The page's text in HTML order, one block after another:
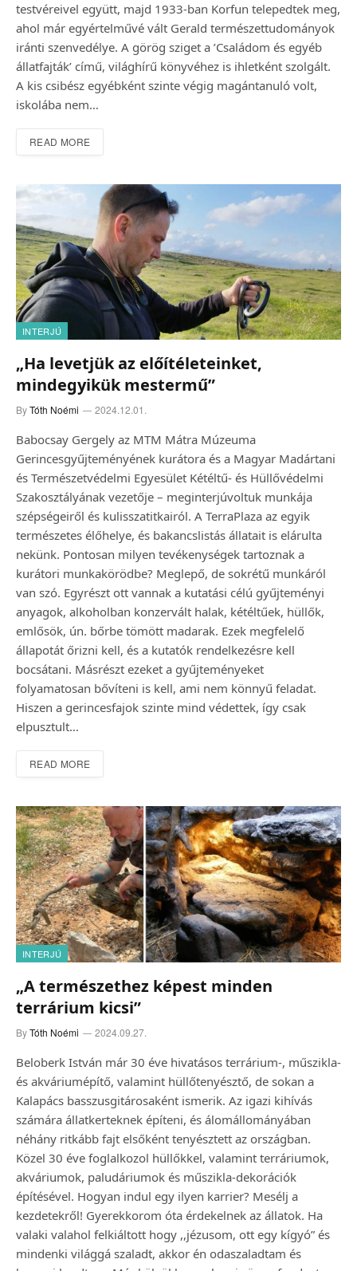
testvéreivel együtt, majd 1933-ban Korfun telepedtek meg,
ahol már egyértelművé vált Gerald természettudományok
iránti szenvedélye. A görög sziget a ’Családom és egyéb
állatfajták’ című, világhírű könyvéhez is ihletként szolgált.
A kis csibész egyébként szinte végig magántanuló volt,
iskolába nem…
READ MORE
INTERJÚ
„Ha levetjük az előítéleteinket,
mindegyikük mestermű”
ByTóth Noémi 2024.12.01.
Babocsay Gergely az MTM Mátra Múzeuma
Gerincesgyűjteményének kurátora és a Magyar Madártani
és Természetvédelmi Egyesület Kétéltű- és Hüllővédelmi
Szakosztályának vezetője – meginterjúvoltuk munkája
szépségeiről és kulisszatitkairól. A TerraPlaza az egyik
természetes élőhelye, és bakancslistás állatait is elárulta
nekünk. Pontosan milyen tevékenységek tartoznak a
kurátori munkakörödbe? Meglepő, de sokrétű munkáról
van szó. Egyrészt ott vannak a kutatási célú gyűjteményi
anyagok, alkoholban konzervált halak, kétéltűek, hüllők,
emlősök, ún. bőrbe tömött madarak. Ezek megfelelő
állapotát őrizni kell, és a kutatók rendelkezésre kell
bocsátani. Másrészt ezeket a gyűjteményeket
folyamatosan bővíteni is kell, ami nem könnyű feladat.
Hiszen a gerincesfajok szinte mind védettek, így csak
elpusztult…
READ MORE
INTERJÚ
„A természethez képest minden
terrárium kicsi”
ByTóth Noémi 2024.09.27.
Beloberk István már 30 éve hivatásos terrárium-, műszikla-
és akváriumépítő, valamint hüllőtenyésztő, de sokan a
Kalapács basszusgitárosaként ismerik. Az igazi kihívás
számára állatkerteknek építeni, és álomállományában
néhány ritkább fajt elsőként tenyésztett az országban.
Közel 30 éve foglalkozol hüllőkkel, valamint terráriumok,
akváriumok, paludáriumok és műszikla-dekorációk
építésével. Hogyan indul egy ilyen karrier? Mesélj a
kezdetekről! Gyerekkorom óta érdekelnek az állatok. Ha
valaki valahol felkiáltott hogy ,,jézusom, ott egy kígyó” és
mindenki világgá szaladt, akkor én odaszaladtam és